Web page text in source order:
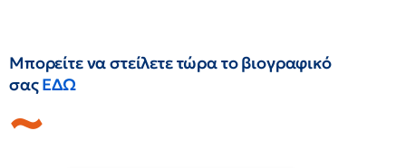
Μπορείτε να στείλετε τώρα το βιογραφικό
σαςΕΔΩ